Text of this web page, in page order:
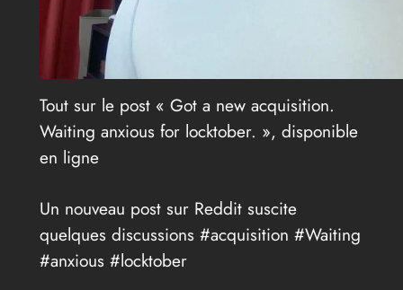
Tout sur le post « Got a new acquisition.
Waiting anxious for locktober. », disponible
en ligne
Un nouveau post sur Reddit suscite
quelques discussions #acquisition #Waiting
#anxious #locktober